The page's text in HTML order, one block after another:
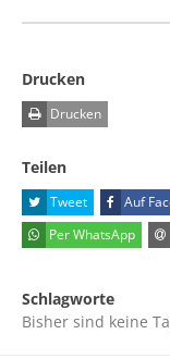
Drucken
Drucken
Teilen
Tweet Auf
Per WhatsApp
Schlagworte
Bisher sind keine